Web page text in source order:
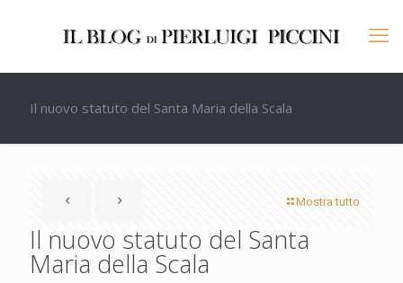
Il nuovo statuto del Santa Maria della Scala
Mostra tutto
Il nuovo statuto del Santa
Maria della Scala